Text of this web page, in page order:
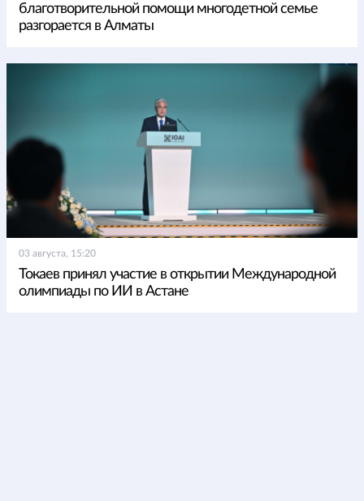
благотворительной помощи многодетной семье
разгорается в Алматы
03 августа, 15:20
Токаев принял участие в открытии Международной
олимпиады по ИИ в Астане